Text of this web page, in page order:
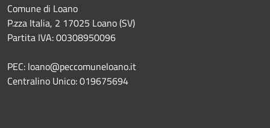
Comune di Loano
P.zza Italia, 2 17025 Loano (SV)
Partita IVA: 00308950096
PEC: loano@peccomuneloano.it
Centralino Unico: 019675694